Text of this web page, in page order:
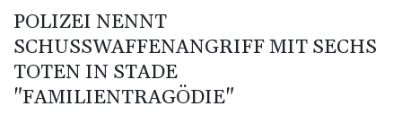
Rechenzentren riesiges Gaskraftwerk
POLIZEI NENNT
SCHUSSWAFFENANGRIFF MIT SECHS
TOTEN IN STADE
"FAMILIENTRAGÖDIE"